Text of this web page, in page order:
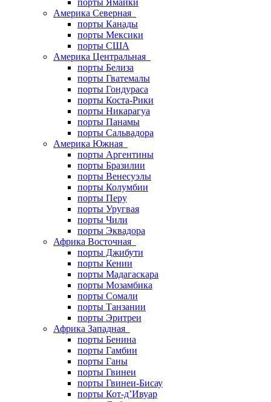
порты Ямайки
Америка Северная
порты Канады
порты Мексики
порты США
Америка Центральная
порты Белиза
порты Гватемалы
порты Гондураса
порты Коста-Рики
порты Никарагуа
порты Панамы
порты Сальвадора
Америка Южная
порты Аргентины
порты Бразилии
порты Венесуэлы
порты Колумбии
порты Перу
порты Уругвая
порты Чили
порты Эквадора
Африка Восточная
порты Джибути
порты Кении
порты Мадагаскара
порты Мозамбика
порты Сомали
порты Танзании
порты Эритреи
Африка Западная
порты Бенина
порты Гамбии
порты Ганы
порты Гвинеи
порты Гвинеи-Бисау
порты Кот-д’Ивуар